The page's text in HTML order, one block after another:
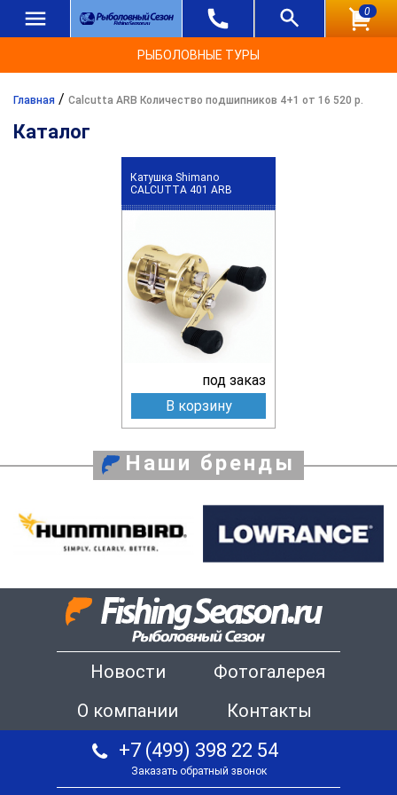
0
РЫБОЛОВНЫЕ ТУРЫ
Главная / Calcutta ARB Количество подшипников 4+1 от 16 520 р.
Каталог
Катушка Shimano
CALCUTTA 401 ARB
под заказ
В корзину
Наши бренды
Новости
Фотогалерея
О компании
Контакты
+7 (499) 398 22 54
Заказать обратный звонок